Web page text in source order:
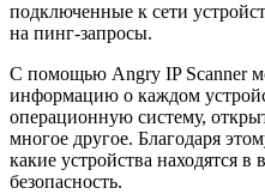
подключенные к сети
на пинг-запросы.
С помощью Angry IP Scanner
информацию о каждом
операционную систему,
многое другое. Благодаря
какие устройства находятся
безопасность.